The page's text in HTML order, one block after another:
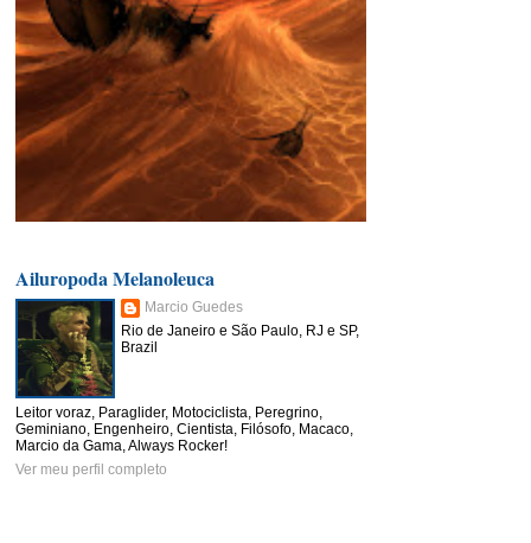
Ailuropoda Melanoleuca
Marcio Guedes
Rio de Janeiro e São Paulo, RJ e SP,
Brazil
Leitor voraz, Paraglider, Motociclista, Peregrino,
Geminiano, Engenheiro, Cientista, Filósofo, Macaco,
Marcio da Gama, Always Rocker!
Ver meu perfil completo